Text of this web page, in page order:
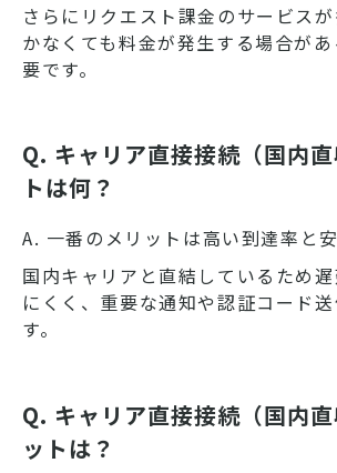
さらにリクエスト課金のサービス
かなくても料金が発生する場合が
要です。
Q. キャリア直接接続（国内
トは何？
A. 一番のメリットは高い到達率と安
国内キャリアと直結しているため
にくく、重要な通知や認証コード
す。
Q. キャリア直接接続（国内
ットは？